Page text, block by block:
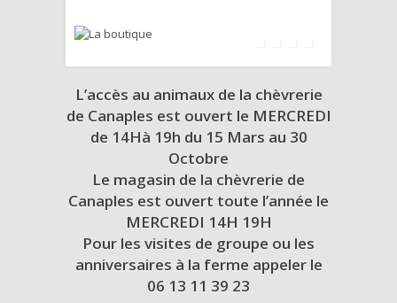
L’accès au animaux de la chèvrerie
de Canaples est ouvert le MERCREDI
de 14Hà 19h du 15 Mars au 30
Octobre
Le magasin de la chèvrerie de
Canaples est ouvert toute l’année le
MERCREDI 14H 19H
Pour les visites de groupe ou les
anniversaires à la ferme appeler le
06 13 11 39 23